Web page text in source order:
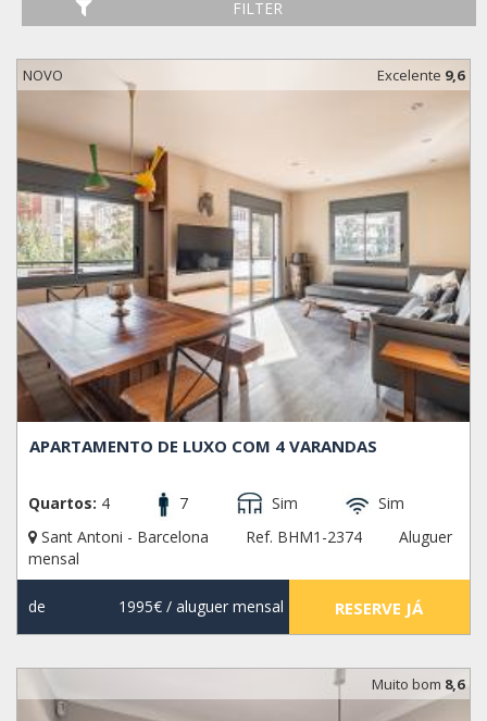
FILTER
NOVO Excelente 9,6
APARTAMENTO DE LUXO COM 4 VARANDAS
Quartos: 4 7 Sim
Sim
Sant Antoni - Barcelona
Ref. BHM1-2374
Aluguer
mensal
de 1995€/ aluguer mensal RESERVE JÁ
Muito bom 8,6